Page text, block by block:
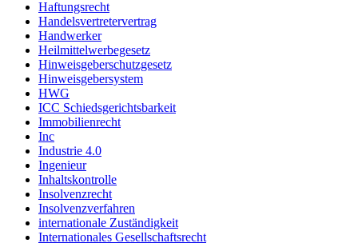
Haftungsrecht
Handelsvertretervertrag
Handwerker
Heilmittelwerbegesetz
Hinweisgeberschutzgesetz
Hinweisgebersystem
HWG
ICC Schiedsgerichtsbarkeit
Immobilienrecht
Inc
Industrie 4.0
Ingenieur
Inhaltskontrolle
Insolvenzrecht
Insolvenzverfahren
internationale Zuständigkeit
Internationales Gesellschaftsrecht